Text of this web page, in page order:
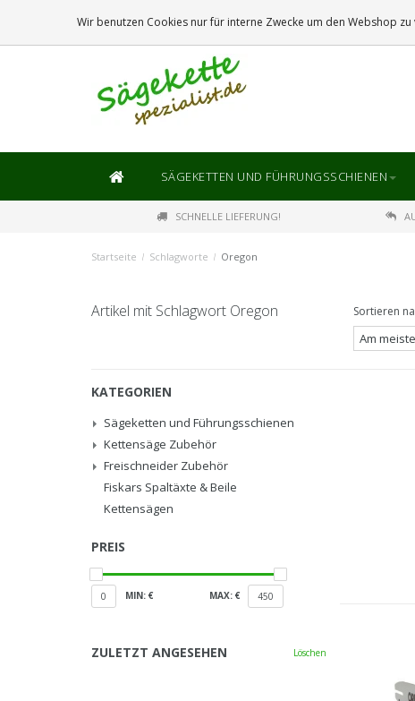
SÄGEKETTEN UND FÜHRUNGSSCHIENEN
SCHNELLE LIEFERUNG!
Startseite / Schlagworte / Oregon
Artikel mit Schlagwort Oregon Sortieren
KATEGORIEN
Sägeketten und Führungsschienen
Kettensäge Zubehör
Freischneider Zubehör
Fiskars Spaltäxte & Beile
Kettensägen
PREIS
0 MIN: € MAX: € 450
ZULETZT ANGESEHEN Löschen
Wir benutzen Cookies nur für interne Zwecke um den Webshop